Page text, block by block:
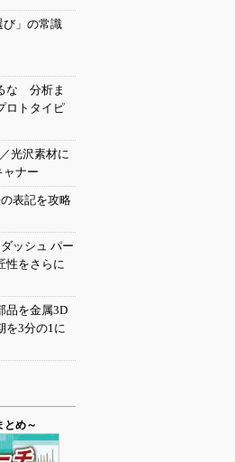
び」の常識
な 分析ま
ロトタイピ
光沢素材に
ャナー
表記を攻略
ッシュ パー
をさらに
品を金属3D
を3分の1に
とめ～